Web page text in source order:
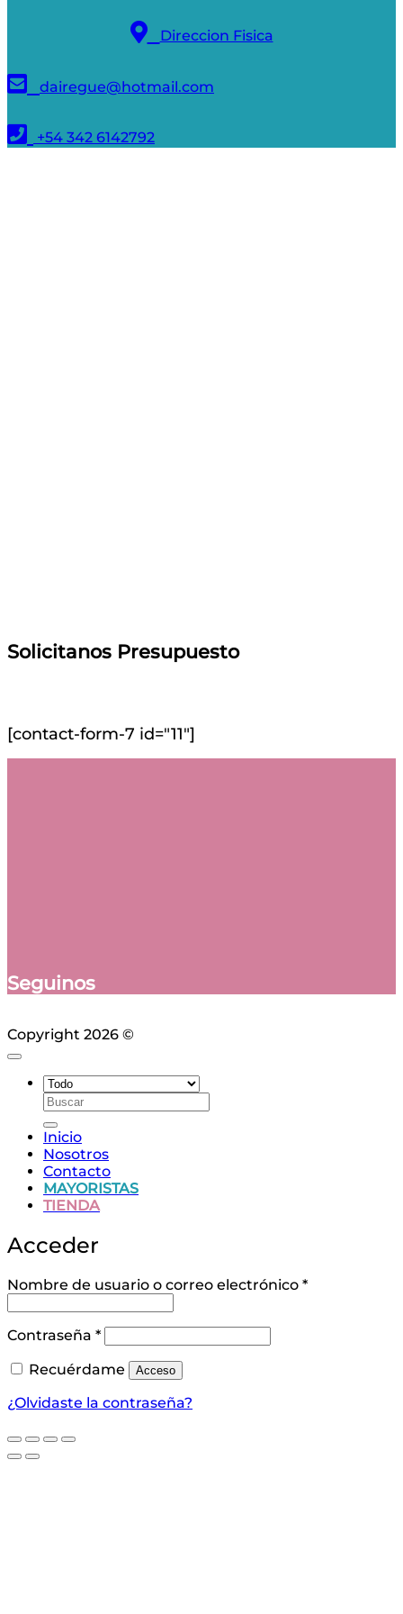
Direccion Fisica
dairegue@hotmail.com
+54 342 6142792
Solicitanos Presupuesto
[contact-form-7 id="11"]
Seguinos
Copyright 2026 ©
Buscar
Inicio
Nosotros
Contacto
MAYORISTAS
TIENDA
Acceder
Nombre de usuario o correo electrónico *Obligatorio
Contraseña *Obligatorio
Recuérdame Acceso
¿Olvidaste la contraseña?